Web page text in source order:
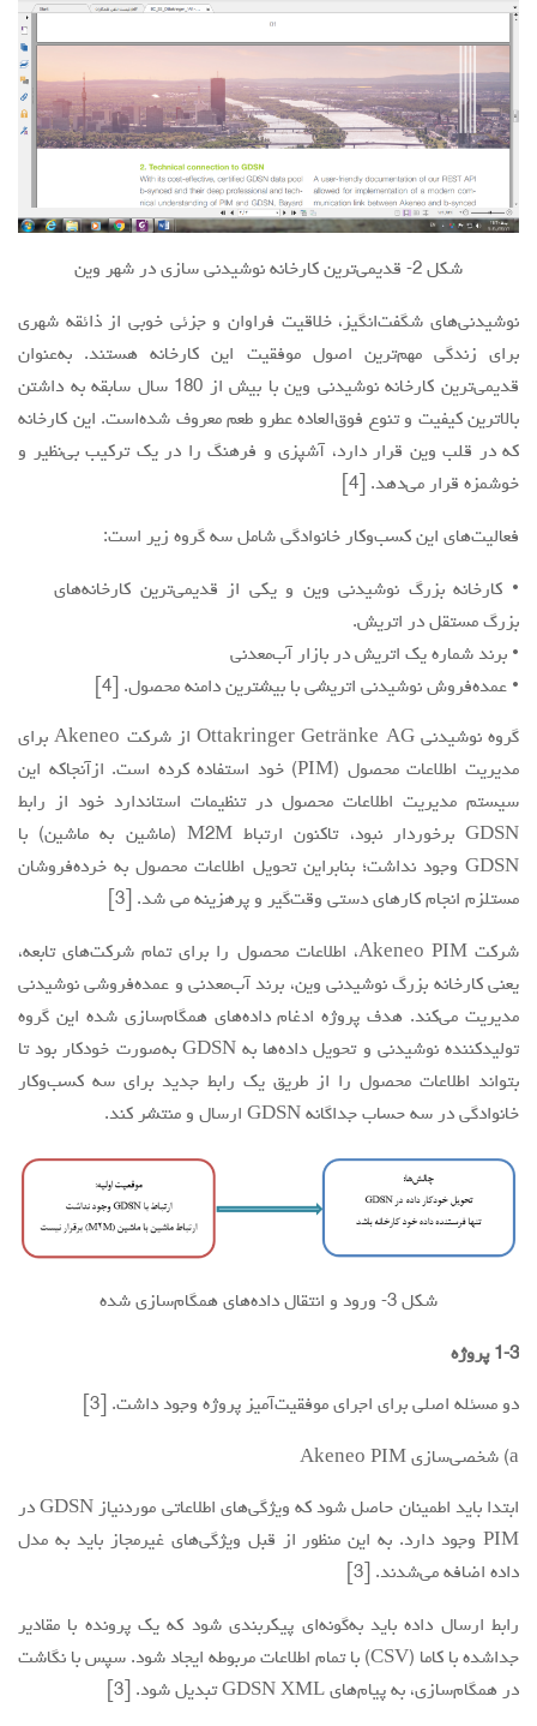
شکل 2- قدیمی‌ترین کارخانه نوشیدنی سازی در شهر وین
نوشیدنی‌های شگفت‌انگیز، خلاقیت فراوان و جزئی خوبی از ذائقه شهری
برای زندگی مهم‌ترین اصول موفقیت این کارخانه هستند. به‌عنوان
قدیمی‌ترین کارخانه نوشیدنی وین با بیش از 180 سال سابقه به داشتن
بالاترین کیفیت و تنوع فوق‌العاده عطرو طعم معروف شده‌است. این کارخانه
که در قلب وین قرار دارد، آشپزی و فرهنگ را در یک ترکیب بی‌نظیر و
خوشمزه قرار می‌دهد. [4]
فعالیت‌های این کسب‌وکار خانوادگی شامل سه گروه زیر است:
• کارخانه بزرگ نوشیدنی وین و یکی از قدیمی‌ترین کارخانه‌های
بزرگ مستقل در اتریش.
• برند شماره یک اتریش در بازار آب‌معدنی
• عمده‌فروش نوشیدنی اتریشی با بیشترین دامنه محصول. [4]
گروه نوشیدنی Ottakringer Getränke AG از شرکت Akeneo برای
مدیریت اطلاعات محصول (PIM) خود استفاده کرده است. ازآنجاکه این
سیستم مدیریت اطلاعات محصول در تنظیمات استاندارد خود از رابط
GDSN برخوردار نبود، تاکنون ارتباط M2M (ماشین به ماشین) با
GDSN وجود نداشت؛ بنابراین تحویل اطلاعات محصول به خرده‌فروشان
مستلزم انجام کارهای دستی وقت‌گیر و پرهزینه می شد. [3]
شرکت Akeneo PIM، اطلاعات محصول را برای تمام شرکت‌های تابعه،
یعنی کارخانه بزرگ نوشیدنی وین، برند آب‌معدنی و عمده‌فروشی نوشیدنی
مدیریت می‌کند. هدف پروژه ادغام داده‌های همگام‌سازی شده این گروه
تولیدکننده نوشیدنی و تحویل داده‌ها به GDSN به‌صورت خودکار بود تا
بتواند اطلاعات محصول را از طریق یک رابط جدید برای سه کسب‌وکار
خانوادگی در سه حساب جداگانه GDSN ارسال و منتشر کند.
شکل 3- ورود و انتقال داده‌های همگام‌سازی شده
1-3 پروژه
دو مسئله اصلی برای اجرای موفقیت‌آمیز پروژه وجود داشت. [3]
a) شخصی‌سازی Akeneo PIM
ابتدا باید اطمینان حاصل شود که ویژگی‌های اطلاعاتی موردنیاز GDSN در
PIM وجود دارد. به این منظور از قبل ویژگی‌های غیرمجاز باید به مدل
داده اضافه می‌شدند. [3]
رابط ارسال داده باید به‌گونه‌ای پیکربندی شود که یک پرونده با مقادیر
جداشده با کاما (CSV) با تمام اطلاعات مربوطه ایجاد شود. سپس با نگاشت
در همگام‌سازی، به پیام‌های GDSN XML تبدیل شود. [3]